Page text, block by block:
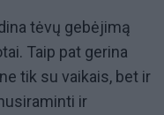
tėvų gebėjimą
Taip pat gerina
tik su vaikais, bet ir
ir